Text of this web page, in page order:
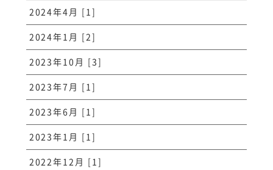
2024年4月 [1]
2024年1月 [2]
2023年10月 [3]
2023年7月 [1]
2023年6月 [1]
2023年1月 [1]
2022年12月 [1]